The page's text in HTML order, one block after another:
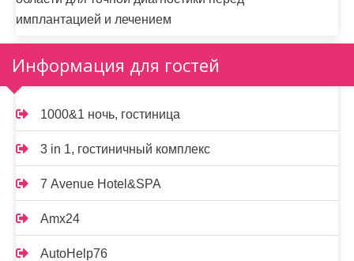
имплантацией и лечением
Информация для гостей
1000&1 ночь, гостиница
3 in 1, гостиничный комплекс
7 Avenue Hotel&SPA
Amx24
AutoHelp76